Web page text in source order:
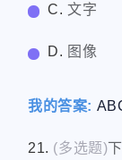
C.文字
D. 图像
我的答案:
21. (多选题)